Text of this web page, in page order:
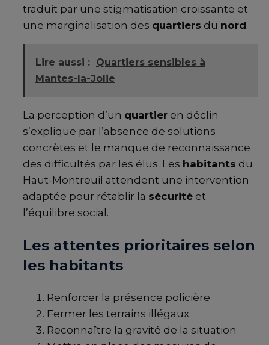
traduit par une stigmatisation croissante et
une marginalisation des quartiers du nord.
Lire aussi : Quartiers sensibles à
Mantes-la-Jolie
La perception d’un quartier en déclin
s’explique par l’absence de solutions
concrètes et le manque de reconnaissance
des difficultés par les élus. Les habitants du
Haut-Montreuil attendent une intervention
adaptée pour rétablir la sécurité et
l’équilibre social.
Les attentes prioritaires selon
les habitants
Renforcer la présence policière
Fermer les terrains illégaux
Reconnaître la gravité de la situation